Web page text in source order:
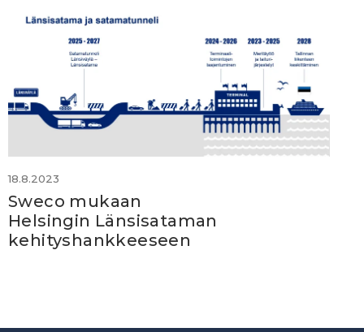
18.8.2023
Sweco mukaan
Helsingin Länsisataman
kehityshankkeeseen